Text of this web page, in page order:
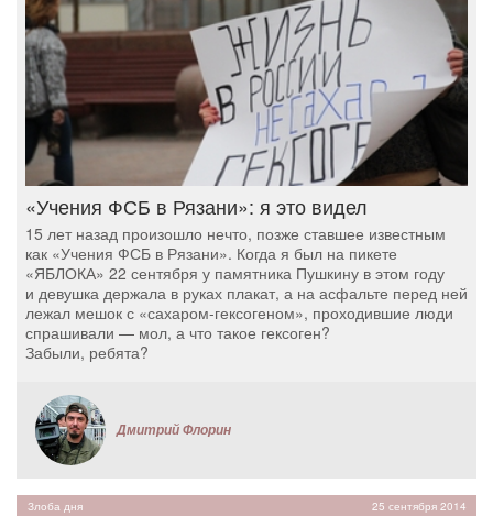
«Учения ФСБ в Рязани»: я это видел
15 лет назад произошло нечто, позже ставшее известным
как «Учения ФСБ в Рязани». Когда я был на пикете
«ЯБЛОКА» 22 сентября у памятника Пушкину в этом году
и девушка держала в руках плакат, а на асфальте перед ней
лежал мешок с «сахаром-гексогеном», проходившие люди
спрашивали — мол, а что такое гексоген?
Забыли, ребята?
Дмитрий Флорин
Злоба дня 25 сентября 2014